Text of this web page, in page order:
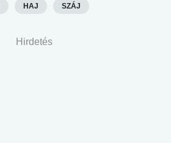
HAJ SZÁJ
Hirdetés